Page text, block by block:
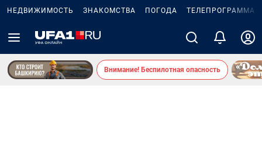
НЕДВИЖИМОСТЬ ЗНАКОМСТВА ПОГОДА ТЕЛЕПРОГРАММА
Внимание! Беспилотная опасность